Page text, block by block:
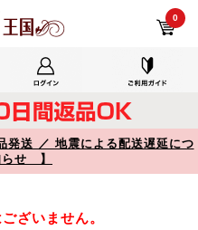
0
発送 ／ 地震による配送遅延につ
らせ 】
ざいません。